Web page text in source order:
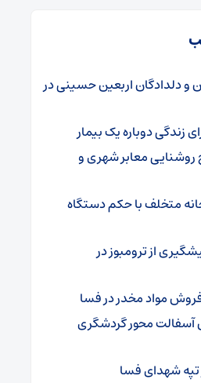
و دلدادگان اربعین حسینی در
زندگی دوباره یک بیمار
معابر شهری و
متخلف با حکم دستگاه
از ترومبوز در
آسفالت محور گردشگری
تپه شهدای فسا